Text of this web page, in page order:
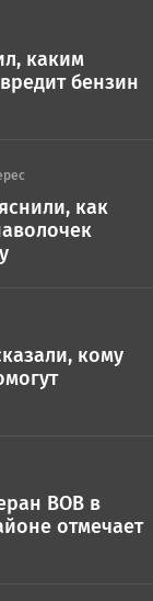
каким
бензин
как
кому
ВОВ в
отмечает